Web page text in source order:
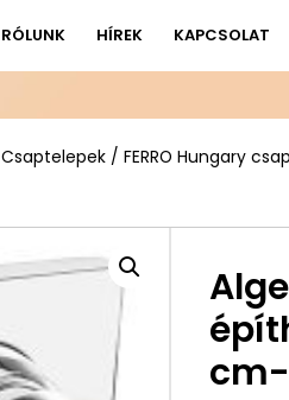
RÓLUNK HÍREK KAPCSOLAT
Csaptelepek / FERRO Hungary